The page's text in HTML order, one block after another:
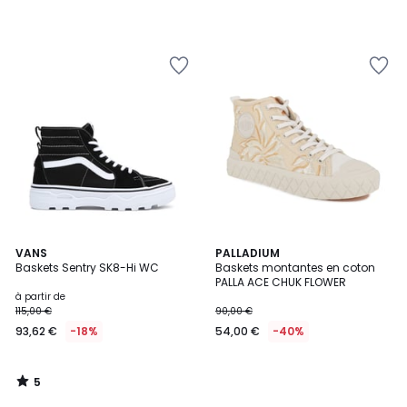
VANS
Baskets Sentry SK8-Hi WC
à partir de
115,00 €
93,62 € -18%
5
/
5
/
PALLADIUM
Baskets montantes en coton
PALLA ACE CHUK FLOWER
90,00 €
54,00 € -40%